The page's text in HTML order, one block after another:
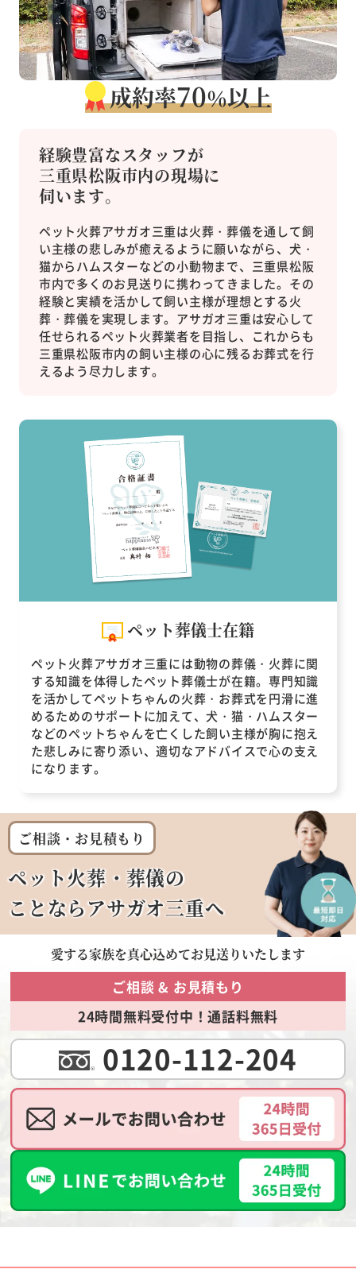
成約率70％以上
経験豊富なスタッフが
三重県松阪市内の現場に
伺います。
ペット火葬アサガオ三重は火葬・葬儀を通して飼
い主様の悲しみが癒えるように願いながら、犬・
猫からハムスターなどの小動物まで、三重県松阪
市内で多くのお見送りに携わってきました。その
経験と実績を活かして飼い主様が理想とする火
葬・葬儀を実現します。アサガオ三重は安心して
任せられるペット火葬業者を目指し、これからも
三重県松阪市内の飼い主様の心に残るお葬式を行
えるよう尽力します。
ペット葬儀士在籍
ペット火葬アサガオ三重には動物の葬儀・火葬に関
する知識を体得したペット葬儀士が在籍。専門知識
を活かしてペットちゃんの火葬・お葬式を円滑に進
めるためのサポートに加えて、犬・猫・ハムスター
などのペットちゃんを亡くした飼い主様が胸に抱え
た悲しみに寄り添い、適切なアドバイスで心の支え
になります。
ご相談・お見積もり
ペット火葬・葬儀の
ことならアサガオ三重へ
愛する家族を真心込めてお見送りいたします
ご相談 & お見積もり
24時間無料受付中！通話料無料
0120-112-204